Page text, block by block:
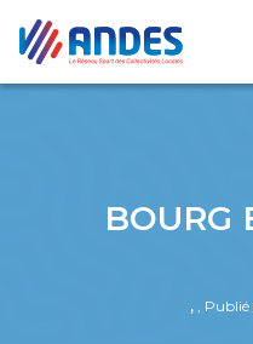
BOURG
, , Publié